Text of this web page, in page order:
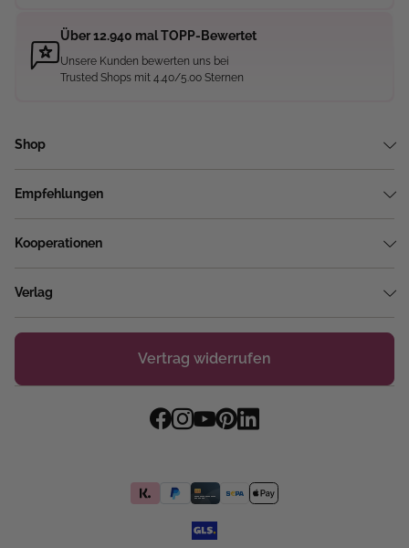
Über 12.940 mal TOPP-Bewertet
Unsere Kunden bewerten uns bei
Trusted Shops mit 4.40/5.00 Sternen
Shop
Empfehlungen
Kooperationen
Verlag
Vertrag widerrufen